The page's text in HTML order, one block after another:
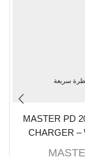
سريعة
MASTER PD
CHARGER –